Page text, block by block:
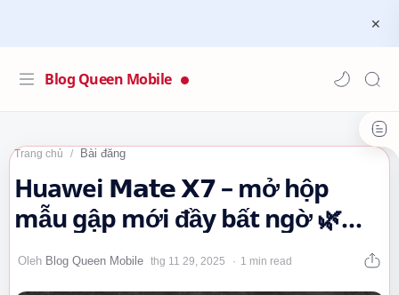
Blog Queen Mobile
Trang chủ Bài đăng
Huawei 𝗠𝗮𝘁𝗲 𝗫𝟳 – mở hộp
mẫu gập mới đầy bất ngờ 🌿😲
💖
1 min read